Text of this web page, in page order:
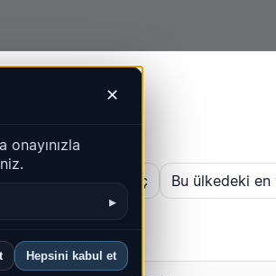
✕
▸
Hepsini kabul et
Geçmiş haritasını aç Bu ülkedeki en